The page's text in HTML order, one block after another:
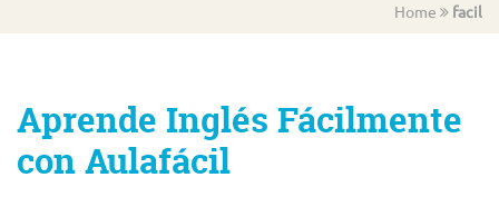
Home facil
Aprende Inglés Fácilmente
con Aulafácil